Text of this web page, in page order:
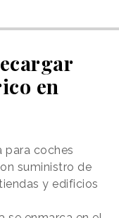
en
para coches
suministro de
y edificios